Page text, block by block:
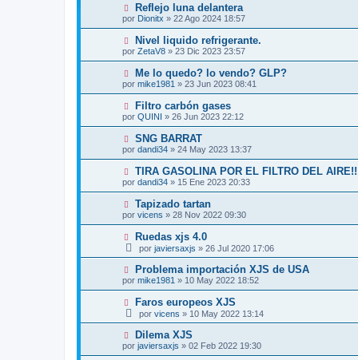
Reflejo luna delantera
por Dionitx » 22 Ago 2024 18:57
Nivel liquido refrigerante.
por ZetaV8 » 23 Dic 2023 23:57
Me lo quedo? lo vendo? GLP?
por mike1981 » 23 Jun 2023 08:41
Filtro carbón gases
por QUINI » 26 Jun 2023 22:12
SNG BARRAT
por dandi34 » 24 May 2023 13:37
TIRA GASOLINA POR EL FILTRO DEL
por dandi34 » 15 Ene 2023 20:33
Tapizado tartan
por vicens » 28 Nov 2022 09:30
Ruedas xjs 4.0
por javiersaxjs » 26 Jul 2020 17:06
Problema importación XJS de USA
por mike1981 » 10 May 2022 18:52
Faros europeos XJS
por vicens » 10 May 2022 13:14
Dilema XJS
por javiersaxjs » 02 Feb 2022 19:30